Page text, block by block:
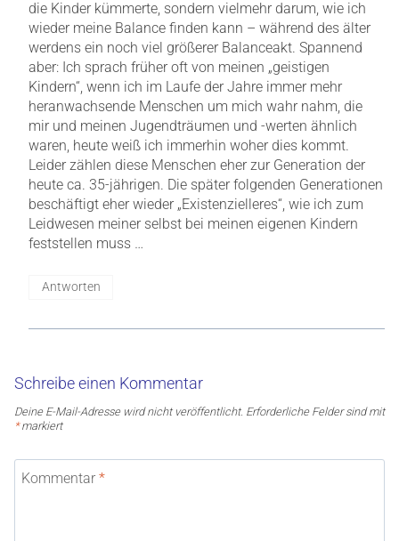
die Kinder kümmerte, sondern vielmehr darum, wie ich
wieder meine Balance finden kann – während des älter
werdens ein noch viel größerer Balanceakt. Spannend
aber: Ich sprach früher oft von meinen „geistigen
Kindern“, wenn ich im Laufe der Jahre immer mehr
heranwachsende Menschen um mich wahr nahm, die
mir und meinen Jugendträumen und -werten ähnlich
waren, heute weiß ich immerhin woher dies kommt.
Leider zählen diese Menschen eher zur Generation der
heute ca. 35-jährigen. Die später folgenden Generationen
beschäftigt eher wieder „Existenzielleres“, wie ich zum
Leidwesen meiner selbst bei meinen eigenen Kindern
feststellen muss …
Antworten
Schreibe einen Kommentar
Deine E-Mail-Adresse wird nicht veröffentlicht. Erforderliche Felder sind mit
*markiert
Kommentar *